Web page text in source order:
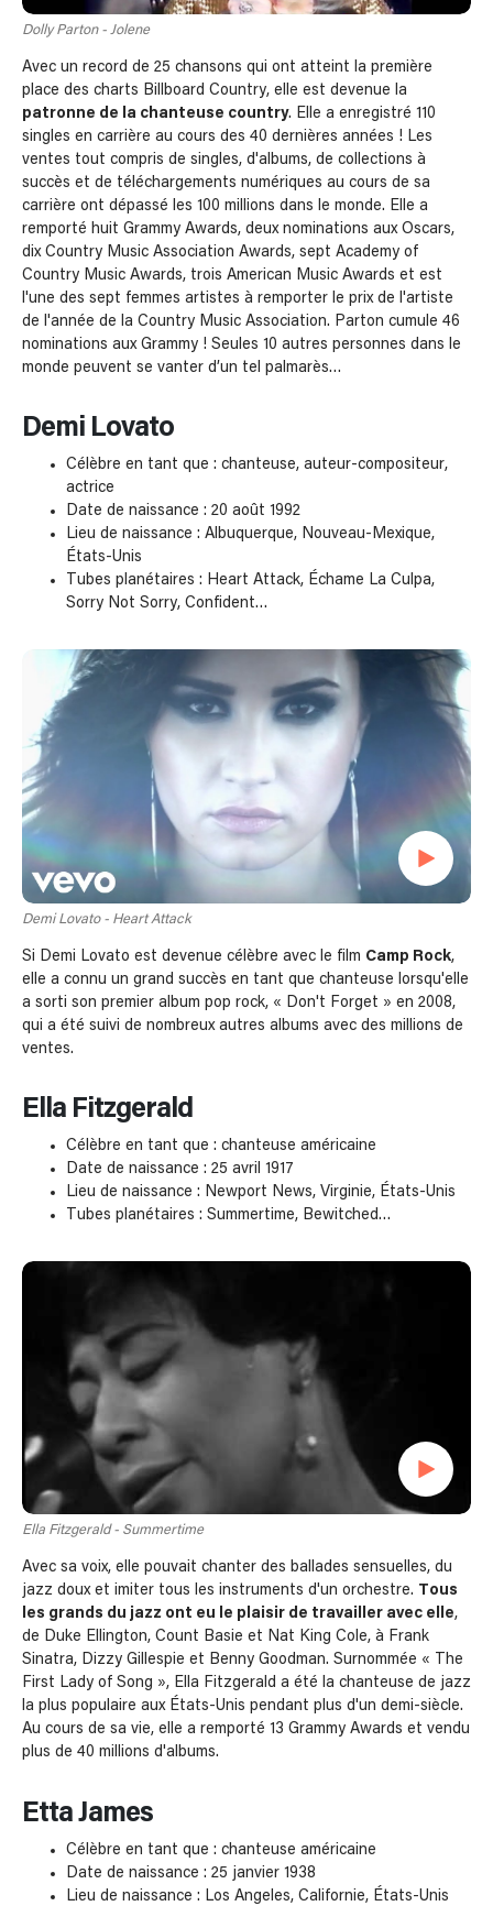
Dolly Parton - Jolene
Avec un record de 25 chansons qui ont atteint la première
place des charts Billboard Country, elle est devenue la
patronne de la chanteuse country. Elle a enregistré 110
singles en carrière au cours des 40 dernières années ! Les
ventes tout compris de singles, d'albums, de collections à
succès et de téléchargements numériques au cours de sa
carrière ont dépassé les 100 millions dans le monde. Elle a
remporté huit Grammy Awards, deux nominations aux Oscars,
dix Country Music Association Awards, sept Academy of
Country Music Awards, trois American Music Awards et est
l'une des sept femmes artistes à remporter le prix de l'artiste
de l'année de la Country Music Association. Parton cumule 46
nominations aux Grammy ! Seules 10 autres personnes dans le
monde peuvent se vanter d’un tel palmarès…
Demi Lovato
Célèbre en tant que : chanteuse, auteur-compositeur,
actrice
Date de naissance : 20 août 1992
Lieu de naissance : Albuquerque, Nouveau-Mexique,
États-Unis
Tubes planétaires : Heart Attack, Échame La Culpa,
Sorry Not Sorry, Confident…
Demi Lovato - Heart Attack
Si Demi Lovato est devenue célèbre avec le film Camp Rock,
elle a connu un grand succès en tant que chanteuse lorsqu'elle
a sorti son premier album pop rock, « Don't Forget » en 2008,
qui a été suivi de nombreux autres albums avec des millions de
ventes.
Ella Fitzgerald
Célèbre en tant que : chanteuse américaine
Date de naissance : 25 avril 1917
Lieu de naissance : Newport News, Virginie, États-Unis
Tubes planétaires : Summertime, Bewitched…
Ella Fitzgerald - Summertime
Avec sa voix, elle pouvait chanter des ballades sensuelles, du
jazz doux et imiter tous les instruments d'un orchestre. Tous
les grands du jazz ont eu le plaisir de travailler avec elle,
de Duke Ellington, Count Basie et Nat King Cole, à Frank
Sinatra, Dizzy Gillespie et Benny Goodman. Surnommée « The
First Lady of Song », Ella Fitzgerald a été la chanteuse de jazz
la plus populaire aux États-Unis pendant plus d'un demi-siècle.
Au cours de sa vie, elle a remporté 13 Grammy Awards et vendu
plus de 40 millions d'albums.
Etta James
Célèbre en tant que : chanteuse américaine
Date de naissance : 25 janvier 1938
Lieu de naissance : Los Angeles, Californie, États-Unis